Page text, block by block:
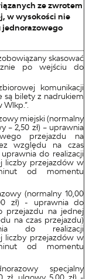
ze zwrotem
w wysokości nie
skasować
po wejściu do
komunikacji
są bilety z nadrukiem
Wlkp.”.
miejski (normalny
– 2,50 zł) – uprawnia
przejazdu na
względu na czas
do realizacji
liczby przejazdów w
od momentu
(normalny 10,00
zł) - uprawnia do
przejazdu na jednej
na czas przejazdu)
do realizacji
liczby przejazdów w
od momentu
specjalny